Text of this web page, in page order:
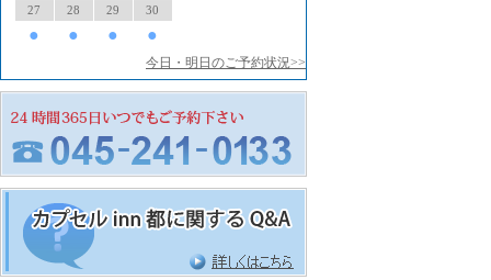
27
●
28
●
29
●
30
●
今日・明日のご予約状況>>